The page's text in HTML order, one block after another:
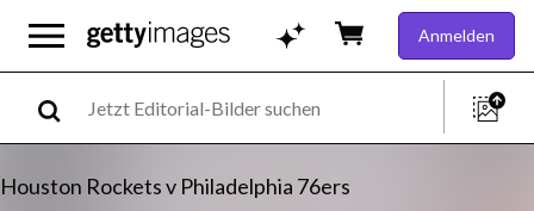
Anmelden
Houston Rockets v Philadelphia 76ers